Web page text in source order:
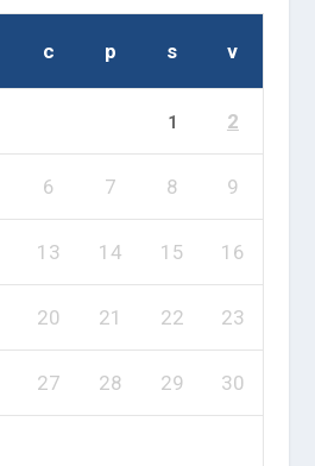
c p s v
1 2
6 7 8 9
13 14 15 16
20 21 22 23
27 28 29 30